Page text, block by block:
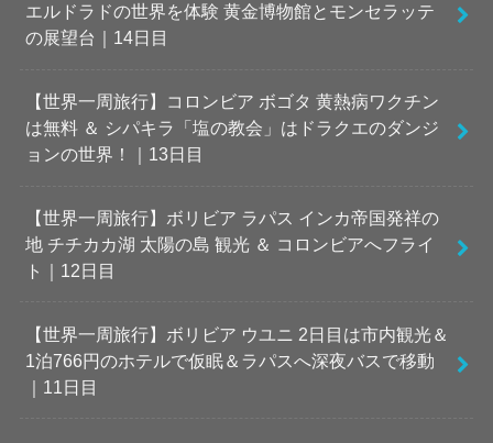
エルドラドの世界を体験 黄金博物館とモンセラッテ
の展望台｜14日目
【世界一周旅行】コロンビア ボゴタ 黄熱病ワクチン
は無料 ＆ シパキラ「塩の教会」はドラクエのダンジ
ョンの世界！｜13日目
【世界一周旅行】ボリビア ラパス インカ帝国発祥の
地 チチカカ湖 太陽の島 観光 ＆ コロンビアへフライ
ト｜12日目
【世界一周旅行】ボリビア ウユニ 2日目は市内観光＆
1泊766円のホテルで仮眠＆ラパスへ深夜バスで移動
｜11日目